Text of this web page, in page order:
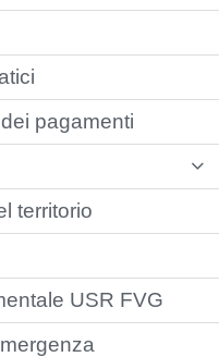
pagamenti
territorio
USR FVG